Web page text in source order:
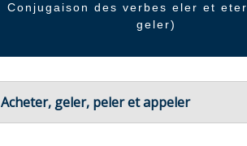
Conjugaison des verbes eler et
geler)
Acheter, geler, peler et appeler